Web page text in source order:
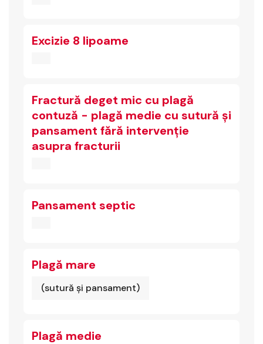
Excizie 8 lipoame
Fractură deget mic cu plagă
contuză - plagă medie cu sutură și
pansament fără intervenție
asupra fracturii
Pansament septic
Plagă mare
(sutură și pansament)
Plagă medie